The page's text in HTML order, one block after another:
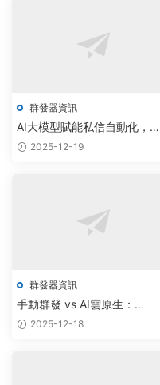
群發器資訊
AI大模型賦能私信自動化，雲
原生軟件實現批量拉人效率倍
2025-12-19
群發器資訊
手動群發 vs AI雲原生：
Telegram機器人工作室如何重
2025-12-18